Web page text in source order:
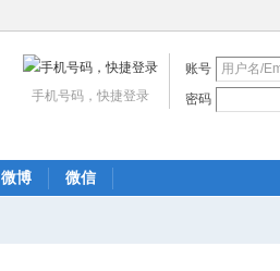
账号
密码
手机号码，快捷登录
微博 微信